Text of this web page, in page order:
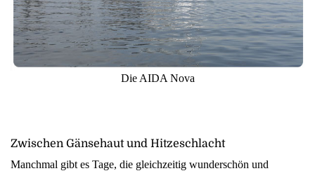
Die AIDA Nova
Zwischen Gänsehaut und Hitzeschlacht
Manchmal gibt es Tage, die gleichzeitig wunderschön und